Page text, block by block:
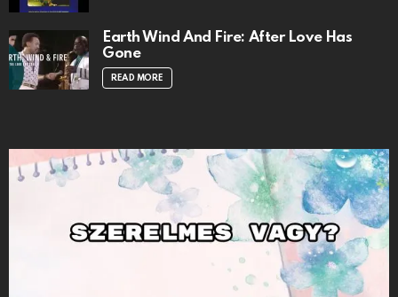
Earth Wind And Fire: After Love Has
Gone
READ MORE